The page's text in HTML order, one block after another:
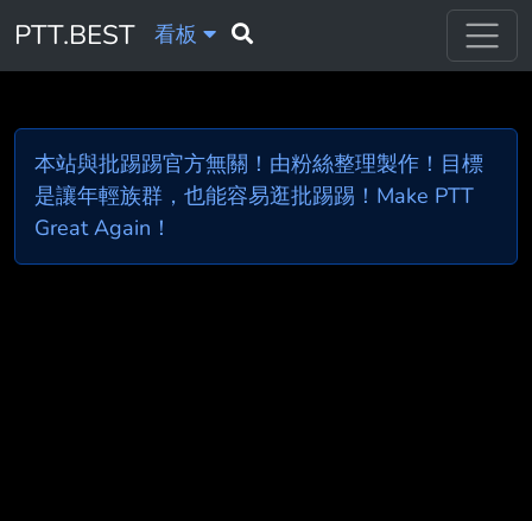
PTT.BEST 看板
本站與批踢踢官方無關！由粉絲整理製作！目標
是讓年輕族群，也能容易逛批踢踢！Make PTT
Great Again！